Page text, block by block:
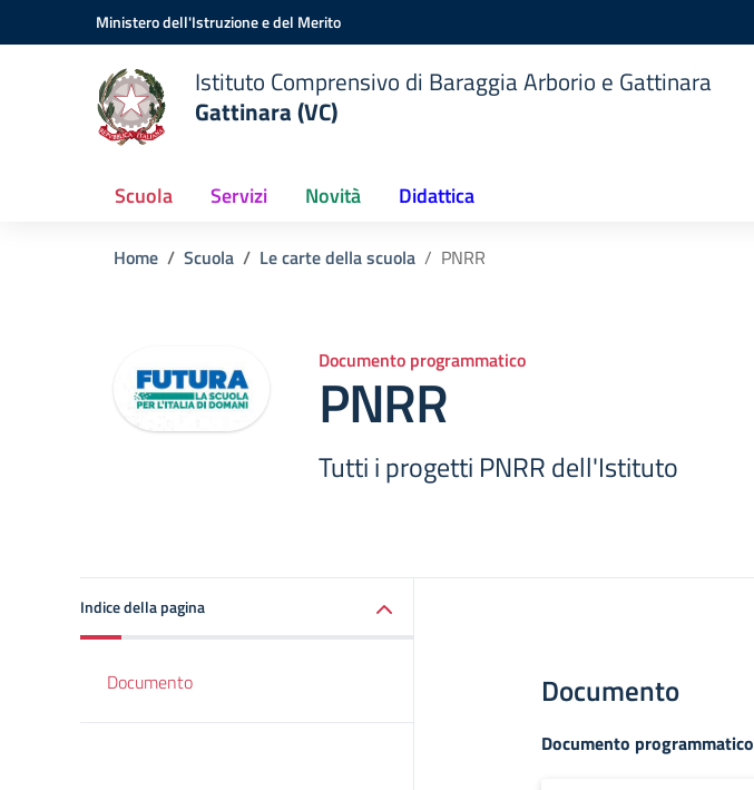
Vai ai contenuti
Vai al menu di navigazioneMinistero dell'Istruzione e del Merito
Istituto Comprensivo di Baraggia Arborio e Gattinara
Gattinara (VC)
Scuola Servizi Novità Didattica
Home Scuola Le carte della scuola PNRR
Documento programmatico
PNRR
Tutti i progetti PNRR dell'Istituto
Indice della pagina
Documento Documento
Documento programmatico